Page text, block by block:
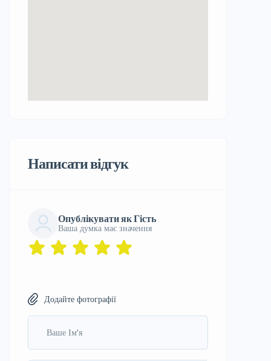
Написати відгук
Опублікувати як Гість
Ваша думка має значення
Додайте фотографії